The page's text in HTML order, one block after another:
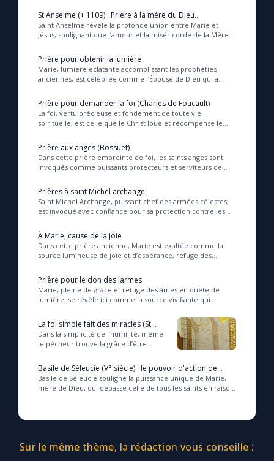
elle exige une confiance totale et
sincère. M...
St Anselme (+ 1109) : Prière à la mère du Dieu
miséricordieux
Saint Anselme révèle la profonde union entre Marie et
Jésus, soulignant que l’amour et la miséricorde de la Mère
Prière pour obtenir la lumière
Marie, lumière éclatante accomplissant les prophéties
anciennes, est célébrée comme l’Épouse de Dieu qui a
Prière pour demander la foi (Charles de Foucault)
La foi, vertu précieuse et fondement de toute vie
spirituelle, est celle que le Christ loue et récompense le
Prière aux anges (Bossuet)
Dans cette prière empreinte de foi, les saints anges sont
invoqués comme puissants protecteurs et serviteurs de
Prières à saint Michel archange
Saint Michel Archange, puissant chef des armées célestes,
est invoqué avec confiance pour sa protection contre les
À Marie, cause de la joie
Dans cette prière ancienne, Marie est exaltée comme la
source lumineuse de joie et d’espérance, refuge des
Prière pour le don des larmes
Marie, pleine de grâce et refuge des âmes en quête de
lumière, se révèle ici comme la source vivifiante qui
La foi simple fait des miracles (St
Silouane † 1938)
Dans la simplicité de l’humilité, même
le pécheur trouve la grâce d’être
chacun pour accomplir des miracle...
Basile de Séleucie (V° siècle) : le pouvoir d'action de
Marie
Basile de Séleucie souligne la puissance unique de Marie,
mère de Dieu, qui dépasse celle de tous les saints en raison
Sur le même thème, la rédaction vous conseille :